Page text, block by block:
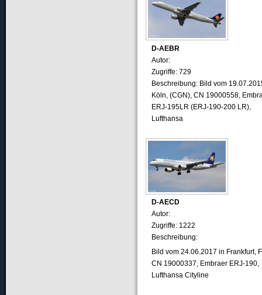
D-AEBR
Autor:
Zugriffe: 729
Beschreibung: Bild vom
Köln, (CGN), CN 19000558,
ERJ-195LR (ERJ-190-200 LR),
Lufthansa
D-AECD
Autor:
Zugriffe: 1222
Beschreibung:
Bild vom 24.06.2017 in Frankfurt,
CN 19000337, Embraer ERJ-190,
Lufthansa Cityline